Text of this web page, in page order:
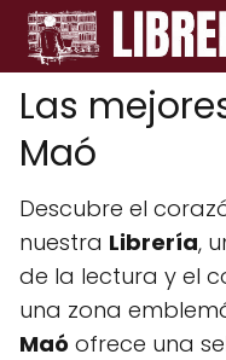
Las
Maó
Descubre el
nuestra Librería,
de la lectura y el
una zona
Maó ofrece una